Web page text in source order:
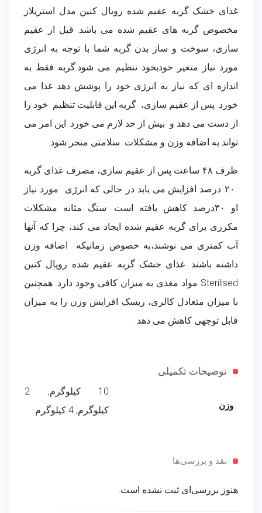
غذای خشک گربه عقیم شده رویال کنین مدل استریلاز
مخصوص گربه های عقیم شده می باشد. قبل از عقیم
سازی، سوخت و ساز بدن گربه شما با توجه به انرژی
مورد نیاز متغیر خودبخود تنظیم می شود.گربه فقط به
اندازه ای که نیاز به انرژی خود را پوشش دهد غذا می
خورد. پس از عقیم سازی، گربه این قابلیت تنظیم خود را
از دست می دهد و بیش از حد لازم می خورد. این امر می
تواند به اضافه وزن و مشکلات سلامتی منجر شود.
ظرف ۴۸ ساعت پس از عقیم سازی، مصرف غذای گربه
می یابد در حالی که انرژی مورد نیاز
او ۳۰درصد کاهش یافته است. سنگ مثانه مشکلات
مکرری برای گربه عقیم شده ایجاد می کند، چرا که آنها
آب کمتری می نوشند،به خصوص زمانیکه اضافه وزن
داشته باشند. غذای خشک گربه عقیم شده رویال کنین
Sterilised مواد مغذی به میزان کافی وجود دارد. همچنین
با میزان متعادل کالری، ریسک افزایش وزن را به میزان
قابل توجهی کاهش می دهد.
توضیحات تکمیلی
وزن
10 کیلوگرم, 2
کیلوگرم, 4 کیلوگرم
نقد و بررسی‌ها
هنوز بررسی‌ای ثبت نشده است.